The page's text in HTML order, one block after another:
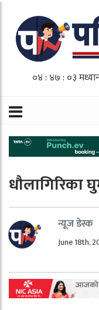
धौलागिरिका
न्यूज डेस्क
June 18th,